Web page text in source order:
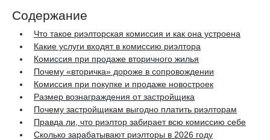
Содержание
Что такое риэлторская комиссия и как она устроена
Какие услуги входят в комиссию риэлтора
Комиссия при продаже вторичного жилья
Почему «вторичка» дороже в сопровождении
Комиссия при покупке и продаже новостроек
Размер вознаграждения от застройщика
Почему застройщикам выгодно платить риэлторам
Правда ли, что риэлтор забирает всю комиссию себе
Сколько зарабатывают риэлторы в 2026 году